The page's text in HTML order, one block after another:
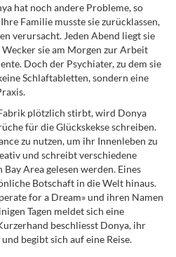
hat noch andere Probleme, so
Familie musste sie zurücklassen,
verursacht. Jeden Abend liegt sie
sie am Morgen zur Arbeit
Doch der Psychiater, zu dem sie
Schlaftabletten, sondern eine
plötzlich stirbt, wird Donya
für die Glückskekse schreiben.
zu nutzen, um ihr Innenleben zu
und schreibt verschiedene
Area gelesen werden. Eines
Botschaft in die Welt hinaus.
for a Dream» und ihren Namen
Tagen meldet sich eine
beschliesst Donya, ihr
begibt sich auf eine Reise.